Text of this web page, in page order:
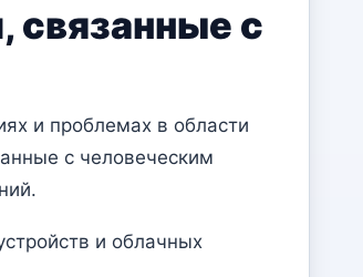
связанные с
и проблемах в области
с человеческим
и облачных